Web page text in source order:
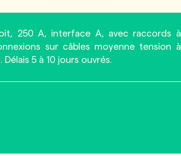
250 A, interface A, avec raccords à
sur câbles moyenne tension à
5 à 10 jours ouvrés.